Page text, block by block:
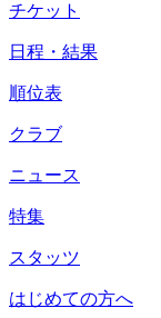
チケット
日程・結果
順位表
クラブ
ニュース
特集
スタッツ
はじめての方へ